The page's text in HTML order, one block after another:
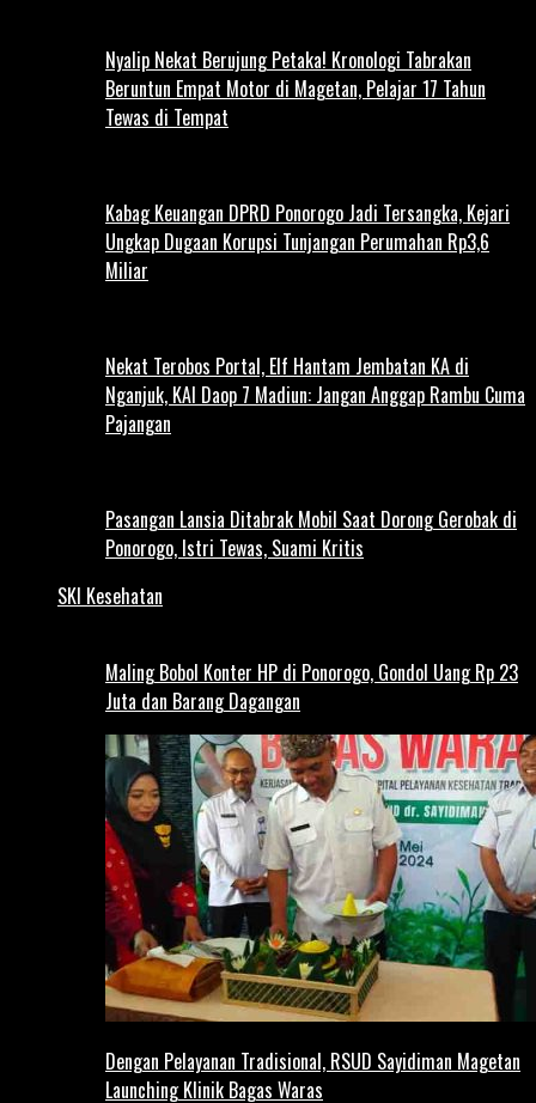
Nyalip Nekat Berujung Petaka! Kronologi Tabrakan
Beruntun Empat Motor di Magetan, Pelajar 17 Tahun
Tewas di Tempat
Kabag Keuangan DPRD Ponorogo Jadi Tersangka, Kejari
Ungkap Dugaan Korupsi Tunjangan Perumahan Rp3,6
Miliar
Nekat Terobos Portal, Elf Hantam Jembatan KA di
Nganjuk, KAI Daop 7 Madiun: Jangan Anggap Rambu Cuma
Pajangan
Pasangan Lansia Ditabrak Mobil Saat Dorong Gerobak di
Ponorogo, Istri Tewas, Suami Kritis
SKI Kesehatan
Maling Bobol Konter HP di Ponorogo, Gondol Uang Rp 23
Juta dan Barang Dagangan
Dengan Pelayanan Tradisional, RSUD Sayidiman Magetan
Launching Klinik Bagas Waras